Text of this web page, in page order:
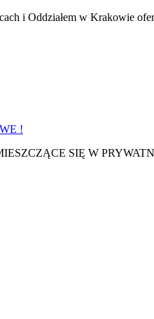
i Oddziałem w Krakowie
!
SIĘ W